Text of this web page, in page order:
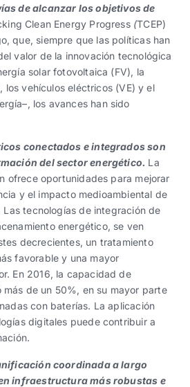
de alcanzar los objetivos de
Clean Energy Progress(TCEP)
que, siempre que las políticas han
valor de la innovación tecnológica
solar fotovoltaica (FV), la
los vehículos eléctricos (VE) y el
los avances han sido
conectados e integrados son
del sector energético. La
ofrece oportunidades para mejorar
y el impacto medioambiental de
Las tecnologías de integración de
energético, se ven
decrecientes, un tratamiento
favorable y una mayor
En 2016, la capacidad de
más de un 50%, en su mayor parte
con baterías. La aplicación
digitales puede contribuir a
coordinada a largo
infraestructura más robustas e